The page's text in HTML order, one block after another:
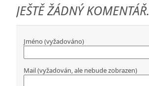
JEŠTĚ ŽÁDNÝ KOMENTÁŘ.
Jméno (vyžadováno)
Mail (vyžadován, ale nebude zobrazen)